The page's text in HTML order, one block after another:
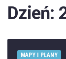
Dzień:
MAPY I PLANY